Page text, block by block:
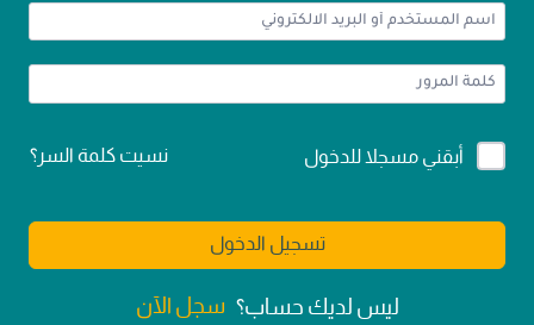
Alternative:
أبقني مسجلا للدخول نسيت كلمة السر؟
تسجيل الدخول
ليس لديك حساب؟ سجل الآن